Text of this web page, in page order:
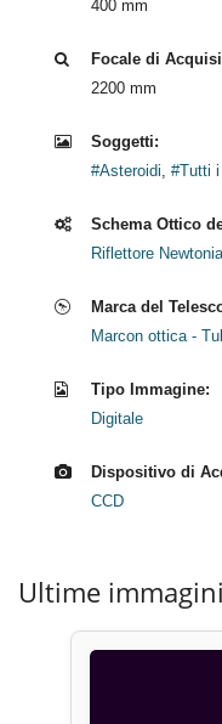
400 mm
Focale di
2200 mm
Soggetti:
#Asteroidi, #Tutti
Schema Ottico
Riflettore
Marca del
Marcon ottica -
Tipo Immagine:
Digitale
Dispositivo di
CCD
Ultime